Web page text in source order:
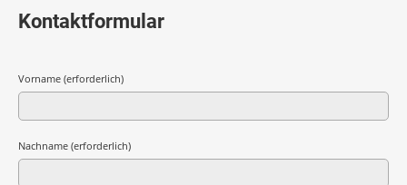
Kontaktformular
Vorname (erforderlich)
Nachname (erforderlich)